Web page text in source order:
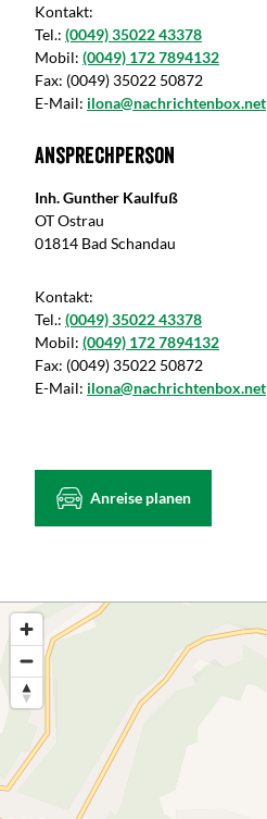
Kontakt:
Tel.: (0049) 35022 43378
Mobil: (0049) 172 7894132
Fax: (0049) 35022 50872
E-Mail: ilona@nachrichtenbox.net
Ansprechperson
Inh. Gunther Kaulfuß
OT Ostrau
01814 Bad Schandau
Kontakt:
Tel.: (0049) 35022 43378
Mobil: (0049) 172 7894132
Fax: (0049) 35022 50872
E-Mail: ilona@nachrichtenbox.net
Anreise planen